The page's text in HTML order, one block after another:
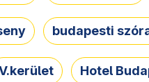
budapesti
Hotel